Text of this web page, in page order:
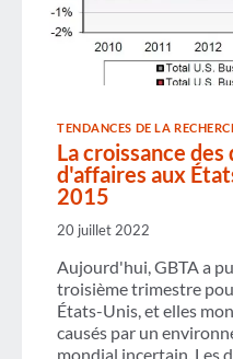
TENDANCES DE LA
La croissance
d'affaires aux
2015
20 juillet 2022
Aujourd'hui, GBTA a
troisième trimestre
États-Unis, et elles
causés par un
mondial incertain. Les